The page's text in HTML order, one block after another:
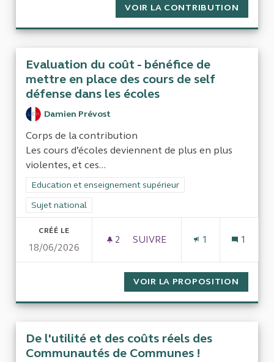
VOIR LA CONTRIBUTION
Evaluation du coût - bénéfice de
mettre en place des cours de self
défense dans les écoles
Damien Prévost
Corps de la contribution
Les cours d’écoles deviennent de plus en plus
violentes, et ces...
Filtrer les résultats de la catégorie : Education et
Education et enseignement supérieur
Filtrer les résultats pour le secteur : Sujet national
Sujet national
CRÉÉ LE
18/06/2026
2 2 ABONNÉS
SUIVRE
1 1
VOIR LA PROPOSITION
De l'utilité et des coûts réels des
Communautés de Communes !